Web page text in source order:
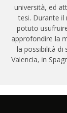
università, ed
tesi. Durante
potuto
approfondire la
la possibilità di
Valencia, in